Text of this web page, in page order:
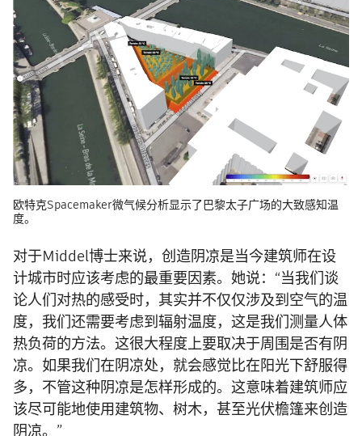
欧特克Spacemaker微气候分析显示了巴黎太子广场的大致感知温
度。
对于Middel博士来说，创造阴凉是当今建筑师在设
计城市时应该考虑的最重要因素。她说：“当我们谈
论人们对热的感受时，其实并不仅仅涉及到空气的温
度，我们还需要考虑到辐射温度，这是我们测量人体
热负荷的方法。这很大程度上要取决于周围是否有阴
凉。如果我们在阴凉处，就会感觉比在阳光下舒服得
多，不管这种阴凉是怎样形成的。这意味着建筑师应
该尽可能地使用建筑物、树木，甚至光伏檐篷来创造
阴凉。”